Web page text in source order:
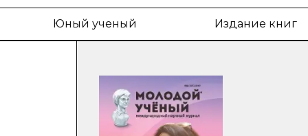
Юный ученый Издание книг